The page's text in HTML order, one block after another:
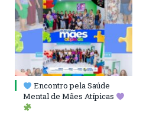
Encontro pela Saúde
Mental de Mães Atípicas